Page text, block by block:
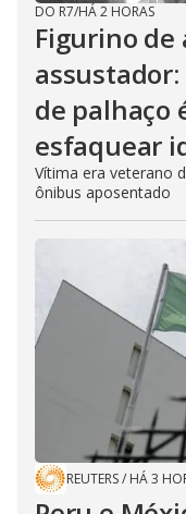
DO R7/HÁ 2 HORAS
Figurino de
de palhaço
esfaquear
Vítima era veterano
ônibus aposentado
REUTERS/ HÁ 3